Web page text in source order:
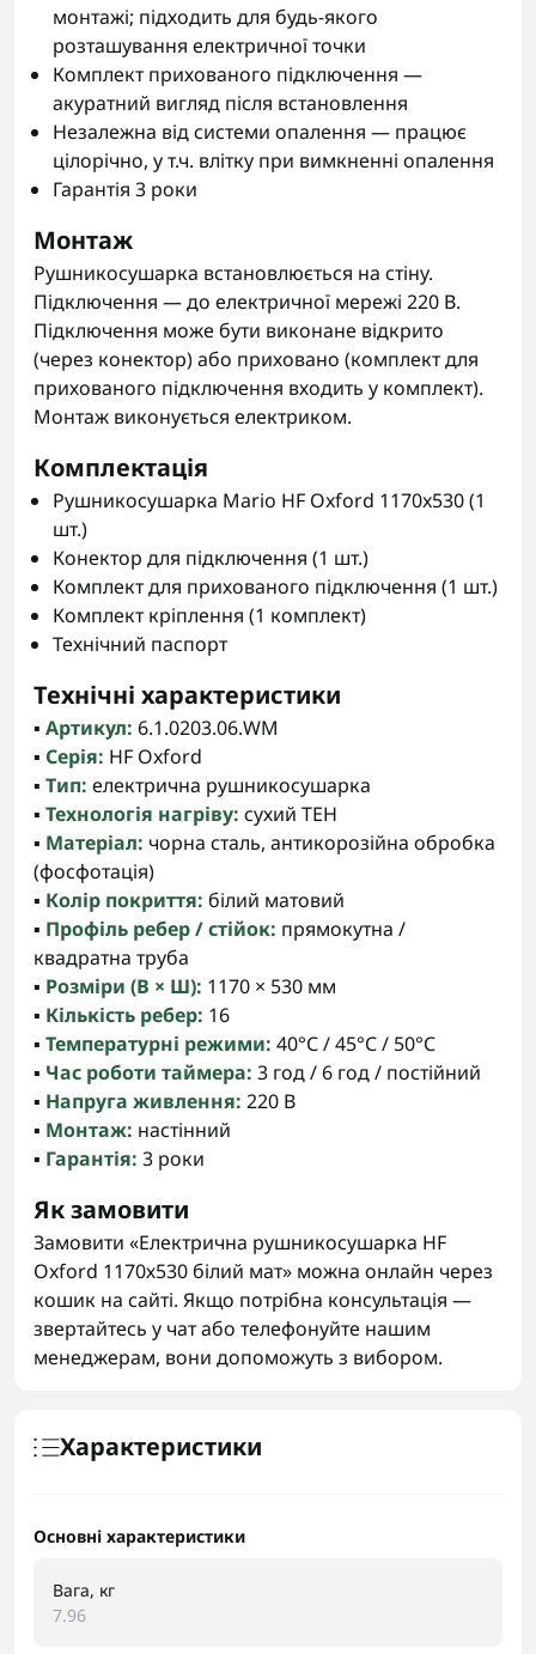
монтажі; підходить для будь-якого
розташування електричної точки
Комплект прихованого підключення —
акуратний вигляд після встановлення
Незалежна від системи опалення — працює
цілорічно, у т.ч. влітку при вимкненні опалення
Гарантія 3 роки
Монтаж
Рушникосушарка встановлюється на стіну.
Підключення — до електричної мережі 220 В.
Підключення може бути виконане відкрито
(через конектор) або приховано (комплект для
прихованого підключення входить у комплект).
Монтаж виконується електриком.
Комплектація
Рушникосушарка Mario HF Oxford 1170x530 (1
шт.)
Конектор для підключення (1 шт.)
Комплект для прихованого підключення (1 шт.)
Комплект кріплення (1 комплект)
Технічний паспорт
Технічні характеристики
▪️ Артикул: 6.1.0203.06.WM
▪️ Серія: HF Oxford
▪️ Тип: електрична рушникосушарка
▪️ Технологія нагріву: сухий ТЕН
▪️ Матеріал: чорна сталь, антикорозійна обробка
(фосфотація)
▪️ Колір покриття: білий матовий
▪️ Профіль ребер / стійок: прямокутна /
квадратна труба
▪️ Розміри (В × Ш): 1170 × 530 мм
▪️ Кількість ребер: 16
▪️ Температурні режими: 40°С / 45°С / 50°С
▪️ Час роботи таймера: 3 год / 6 год / постійний
▪️ Напруга живлення: 220 В
▪️ Монтаж: настінний
▪️ Гарантія: 3 роки
Як замовити
Замовити «Електрична рушникосушарка HF
Oxford 1170х530 білий мат» можна онлайн через
кошик на сайті. Якщо потрібна консультація —
звертайтесь у чат або телефонуйте нашим
менеджерам, вони допоможуть з вибором.
Характеристики
Основні характеристики
Вага, кг
7.96